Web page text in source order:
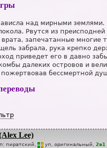
над мирными землями.
Рвутся из
врата, запечатанные
забрала, рука крепко
приведет его в давно
далеких островов и
бессмертной
Lee)
пиратский, уп , оригинальный, 2в1